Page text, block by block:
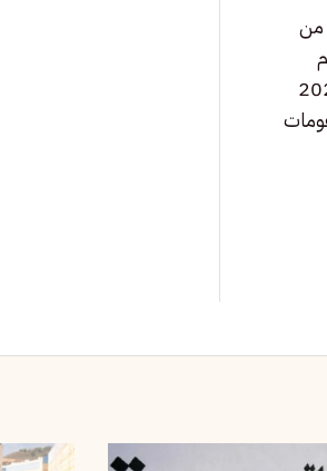
من
والصحة والبطالة، ومع اندلاع الحرب في 7 أكتوبر 2023